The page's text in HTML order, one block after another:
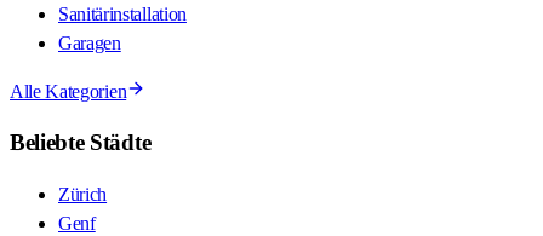
Sanitärinstallation
Garagen
Alle Kategorien
Beliebte Städte
Zürich
Genf